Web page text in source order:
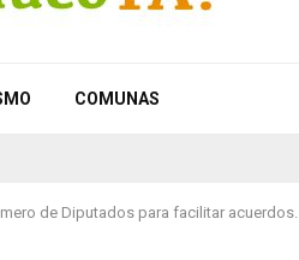
COMUNAS
de Diputados para facilitar acuerdos.